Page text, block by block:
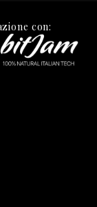
con: